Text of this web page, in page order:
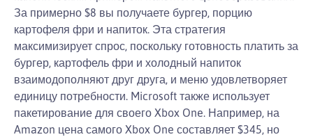
За примерно $8 вы получаете бургер, порцию
картофеля фри и напиток. Эта стратегия
максимизирует спрос, поскольку готовность платить за
бургер, картофель фри и холодный напиток
взаимодополняют друг друга, и меню удовлетворяет
единицу потребности. Microsoft также использует
пакетирование для своего Xbox One. Например, на
Amazon цена самого Xbox One составляет $345, но